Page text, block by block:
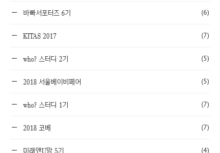
바빠서포터즈 6기 (6)
KITAS 2017 (7)
who? 스터디 2기 (5)
2018 서울베이비페어 (5)
who? 스터디 1기 (7)
2018 코베 (7)
미래앤U맘 5기 (4)